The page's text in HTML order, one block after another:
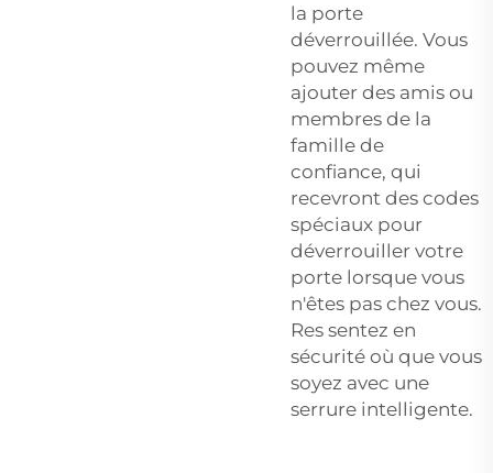
la porte
déverrouillée. Vous
pouvez même
ajouter des amis ou
membres de la
famille de
confiance, qui
recevront des codes
spéciaux pour
déverrouiller votre
porte lorsque vous
n'êtes pas chez vous.
Res sentez en
sécurité où que vous
soyez avec une
serrure intelligente.